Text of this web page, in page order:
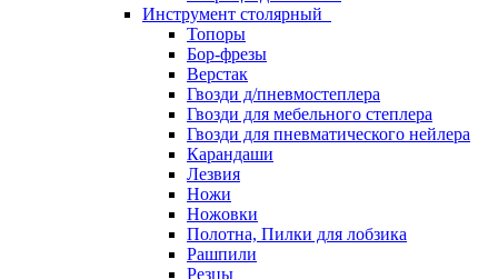
Инструмент столярный
Топоры
Бор-фрезы
Верстак
Гвозди д/пневмостеплера
Гвозди для мебельного степлера
Гвозди для пневматического нейлера
Карандаши
Лезвия
Ножи
Ножовки
Полотна, Пилки для лобзика
Рашпили
Резцы